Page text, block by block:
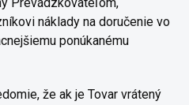
náklady na doručenie vo
ponúkanému
že ak je Tovar vrátený